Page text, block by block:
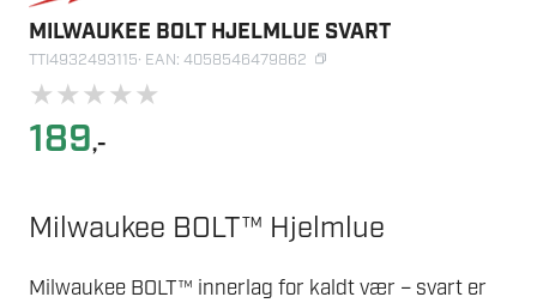
MILWAUKEE BOLT HJELMLUE SVART
TTI4932493115· EAN: 4058546479862
★★★★★
189,-
Milwaukee BOLT™ Hjelmlue
Milwaukee BOLT™ innerlag for kaldt vær – svart er